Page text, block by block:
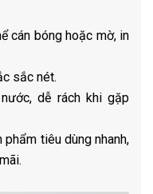
cán bóng hoặc mờ, in
sắc nét.
dễ rách khi gặp
phẩm tiêu dùng nhanh,